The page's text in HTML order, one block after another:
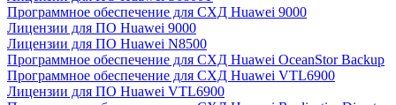
Программное обеспечение для СХД Huawei 9000
Лицензии для ПО Huawei 9000
Лицензии для ПО Huawei N8500
Программное обеспечение для СХД Huawei OceanStor Backup
Программное обеспечение для СХД Huawei VTL6900
Лицензии для ПО Huawei VTL6900